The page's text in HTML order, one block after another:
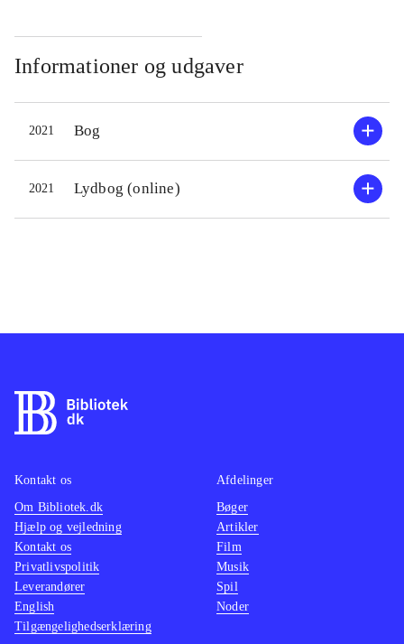
Informationer og udgaver
2021 Bog
2021 Lydbog (online)
Kontakt os
Om Bibliotek.dk
Hjælp og vejledning
Kontakt os
Privatlivspolitik
Leverandører
English
Tilgængelighedserklæring
Afdelinger
Bøger
Artikler
Film
Musik
Spil
Noder